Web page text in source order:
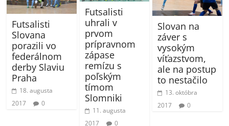
Futsalisti
Slovana
porazili vo
federálnom
derby Slaviu
Praha
18. augusta
2017
0
Futsalisti
uhrali v
prvom
prípravnom
zápase
remízu s
poľským
tímom
Slomniki
11. augusta
2017
0
Slovan na
záver s
vysokým
víťazstvom,
ale na postup
to nestačilo
13. októbra
2017
0